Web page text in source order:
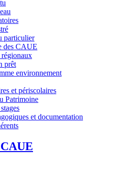
particulier
des CAUE
prêt
environnement
et périscolaires
Patrimoine
et documentation